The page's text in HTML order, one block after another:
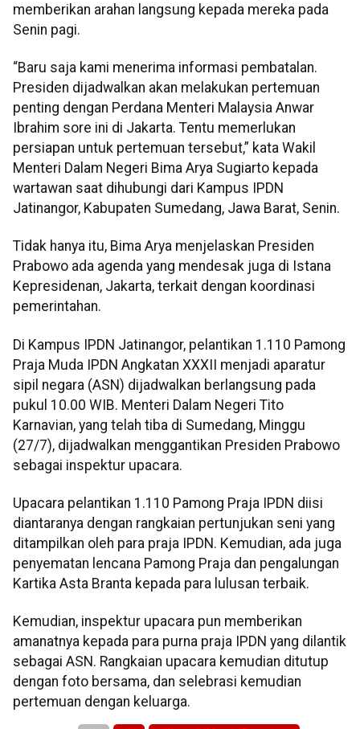
memberikan arahan langsung kepada mereka pada
Senin pagi.
“Baru saja kami menerima informasi pembatalan.
Presiden dijadwalkan akan melakukan pertemuan
penting dengan Perdana Menteri Malaysia Anwar
Ibrahim sore ini di Jakarta. Tentu memerlukan
persiapan untuk pertemuan tersebut,” kata Wakil
Menteri Dalam Negeri Bima Arya Sugiarto kepada
wartawan saat dihubungi dari Kampus IPDN
Jatinangor, Kabupaten Sumedang, Jawa Barat, Senin.
Tidak hanya itu, Bima Arya menjelaskan Presiden
Prabowo ada agenda yang mendesak juga di Istana
Kepresidenan, Jakarta, terkait dengan koordinasi
pemerintahan.
Di Kampus IPDN Jatinangor, pelantikan 1.110 Pamong
Praja Muda IPDN Angkatan XXXII menjadi aparatur
sipil negara (ASN) dijadwalkan berlangsung pada
pukul 10.00 WIB. Menteri Dalam Negeri Tito
Karnavian, yang telah tiba di Sumedang, Minggu
(27/7), dijadwalkan menggantikan Presiden Prabowo
sebagai inspektur upacara.
Upacara pelantikan 1.110 Pamong Praja IPDN diisi
diantaranya dengan rangkaian pertunjukan seni yang
ditampilkan oleh para praja IPDN. Kemudian, ada juga
penyematan lencana Pamong Praja dan pengalungan
Kartika Asta Branta kepada para lulusan terbaik.
Kemudian, inspektur upacara pun memberikan
amanatnya kepada para purna praja IPDN yang dilantik
sebagai ASN. Rangkaian upacara kemudian ditutup
dengan foto bersama, dan selebrasi kemudian
pertemuan dengan keluarga.